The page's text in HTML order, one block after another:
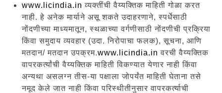
www.licindia.in व्यक्तींची वैय्यक्तिक माहिती गोळा करत
नाही. हे अनेक मार्याने असू शकते उदाहरणाने, स्पर्धेसाठी
नोंदणीच्या माध्यमातून, स्थळाच्या वर्गणीसाठी नोंदणीची प्रक्रिया
किंवा समुदाय व्यवहार (उदा. निरोपाचा फलक), सूचना, आणि
मतदान/ मतदान उपक्रम.www.licindia.in वरची वैय्यक्तिक
वापरकर्त्यांची वैय्यक्तिक माहिती विकण्यात येणार नाही किंवा
अन्यथा असलग्न तीस-या पक्षाला जोपर्यंत माहिती घेताना तसे
नमूद केले जात नाही किंवा परिस्थीतीनुसार वापरकर्त्याची